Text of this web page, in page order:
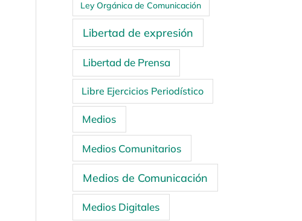
Ley Orgánica de Comunicación
Libertad de expresión
Libertad de Prensa
Libre Ejercicios Periodístico
Medios
Medios Comunitarios
Medios de Comunicación
Medios Digitales